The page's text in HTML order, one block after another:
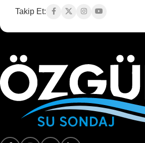
Takip Et: